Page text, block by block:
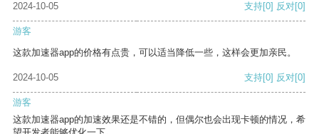
2024-10-05
支持[0] 反对[0]
游客
这款加速器app的价格有点贵，可以适当降低一些，这样会更加亲民。
2024-10-05 支持[0] 反对[0]
游客
这款加速器app的加速效果还是不错的，但偶尔也会出现卡顿的情况，希